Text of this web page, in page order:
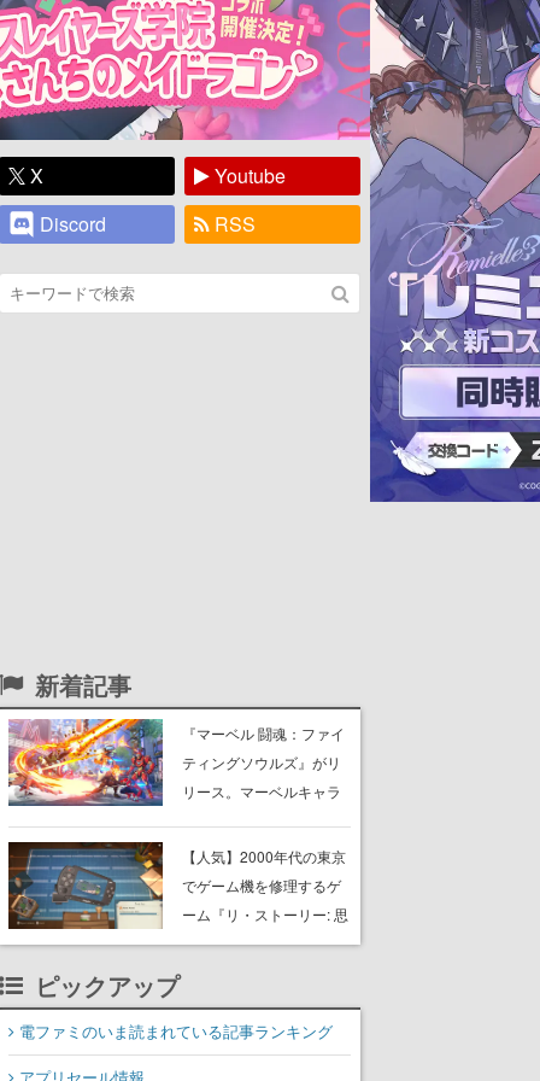
X
Youtube
Discord
RSS
新着記事
『マーベル 闘魂：ファイ
ティングソウルズ』がリ
リース。マーベルキャラ
み戦う、4v4タッグ制対戦
格闘ゲーム
【人気】2000年代の東京
でゲーム機を修理するゲ
ーム『リ・ストーリー: 思
い出修理屋』最大同接が
好評」を獲得、「黙々と
やってしまった」などの
ピックアップ
電ファミのいま読まれている記事ランキング